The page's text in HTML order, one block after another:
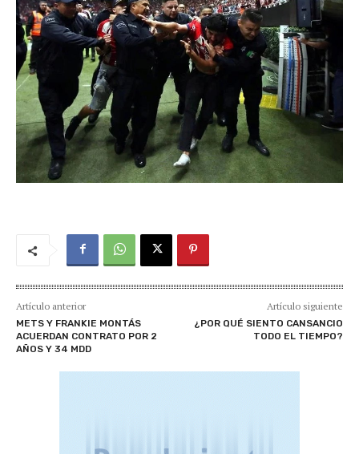
Artículo anterior
METS Y FRANKIE MONTÁS
ACUERDAN CONTRATO POR 2
AÑOS Y 34 MDD
Artículo siguiente
¿POR QUÉ SIENTO CANSANCIO
TODO EL TIEMPO?